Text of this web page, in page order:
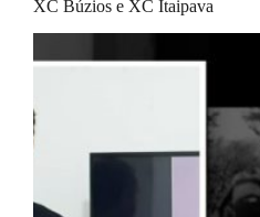
XC Búzios e XC Itaipava